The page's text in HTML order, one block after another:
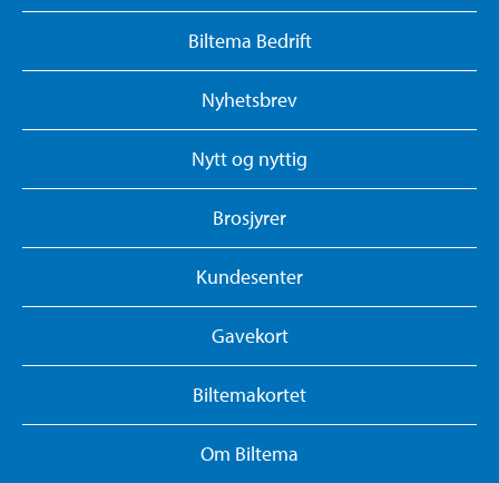
Biltema Bedrift
Nyhetsbrev
Nytt og nyttig
Brosjyrer
Kundesenter
Gavekort
Biltemakortet
Om Biltema